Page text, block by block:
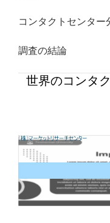
コンタクトセンタ
調査の結論
世界のコンタ